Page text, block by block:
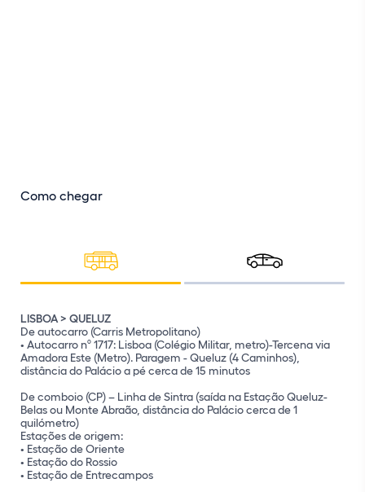
Como chegar
LISBOA > QUELUZ
De autocarro (Carris Metropolitano)
• Autocarro nº 1717: Lisboa (Colégio Militar, metro)-Tercena via
Amadora Este (Metro). Paragem - Queluz (4 Caminhos),
distância do Palácio a pé cerca de 15 minutos
De comboio (CP) – Linha de Sintra (saída na Estação Queluz-
Belas ou Monte Abraão, distância do Palácio cerca de 1
quilómetro)
Estações de origem:
• Estação de Oriente
• Estação do Rossio
• Estação de Entrecampos
Coordenadas GPS